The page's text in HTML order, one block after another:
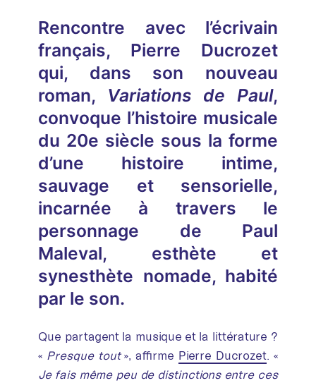
Rencontre avec l’écrivain
français, Pierre Ducrozet
qui, dans son nouveau
roman, Variations de Paul,
convoque l’histoire musicale
du 20e siècle sous la forme
d’une histoire intime,
sauvage et sensorielle,
incarnée à travers le
personnage de Paul
Maleval, esthète et
synesthète nomade, habité
par le son.
Que partagent la musique et la littérature ?
« Presque tout», affirme Pierre Ducrozet. «
Je fais même peu de distinctions entre ces